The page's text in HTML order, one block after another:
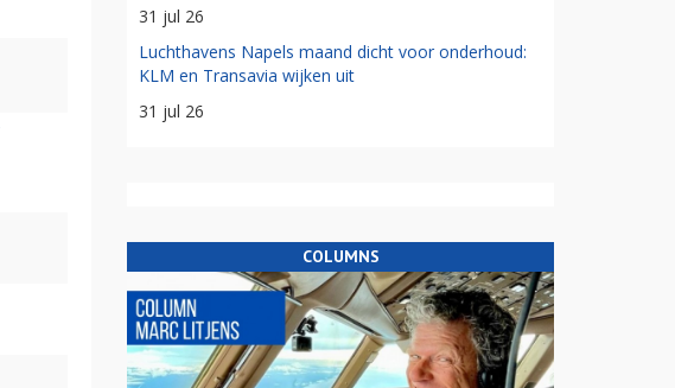
31 jul 26
Luchthavens Napels maand dicht voor onderhoud:
KLM en Transavia wijken uit
31 jul 26
COLUMNS